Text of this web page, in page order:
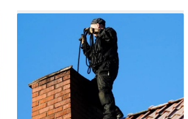
Très bon service de ramonage
débistrage. Le conduit était très
encrassé et tout a été nettoyé
parfaitement. Travail soigné.